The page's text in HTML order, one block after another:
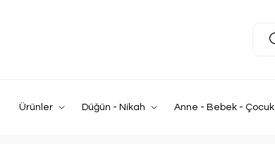
Ürünler Düğün - Nikah Anne - Bebek - Çocuk